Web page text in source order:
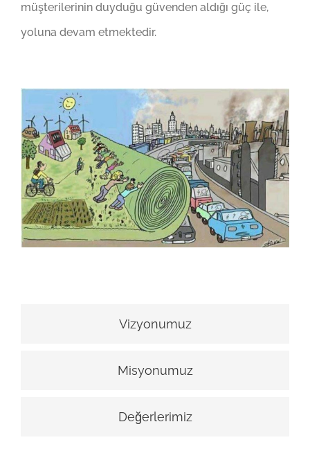
müşterilerinin duyduğu güvenden aldığı güç ile,
yoluna devam etmektedir.
Vizyonumuz
Misyonumuz
Değerlerimiz